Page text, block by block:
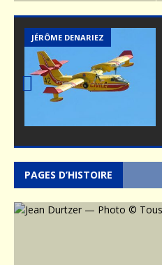
MER
PAGES D’HISTOIRE